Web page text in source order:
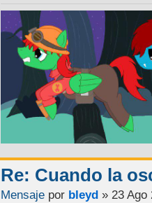
Re: Cuando la
Mensaje por bleyd » 23 Ago